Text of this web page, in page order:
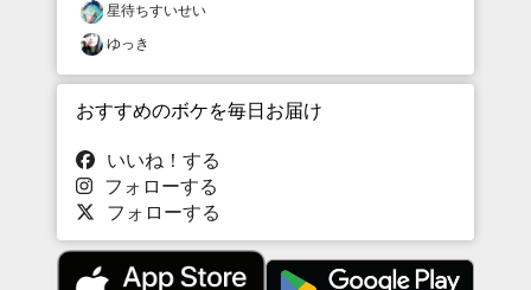
星待ちすいせい
ゆっき
おすすめのボケを毎日お届け
いいね！する
フォローする
フォローする